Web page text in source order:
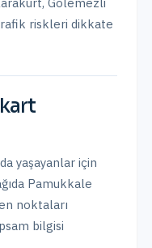
riskleri dikkate
yaşayanlar için
Pamukkale
noktaları
bilgisi